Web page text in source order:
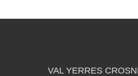
VAL YERRES